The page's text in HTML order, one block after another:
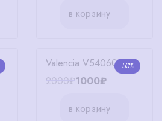
в корзину
-50%
Valencia V54060 C2
2000₽1000₽
в корзину